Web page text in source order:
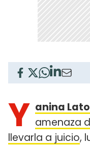
Y anina
amenaza
llevarla a juicio,